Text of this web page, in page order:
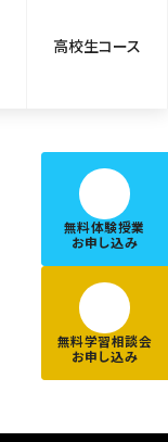
高校生コース
無料体験授業
お申し込み
無料学習相談会
お申し込み